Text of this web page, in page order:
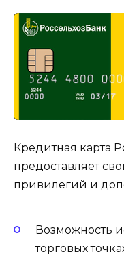
Кредитная карта
предоставляет
привилегий и
Возможность
торговых